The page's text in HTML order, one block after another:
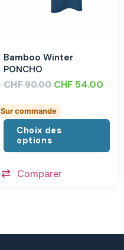
Bamboo Winter
PONCHO
CHF90.00 CHF 54.00
Sur commande
Choix des
options
Comparer